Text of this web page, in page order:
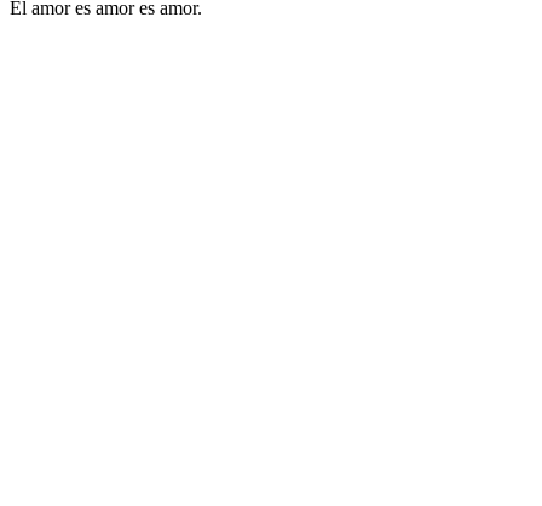
El amor es amor es amor.